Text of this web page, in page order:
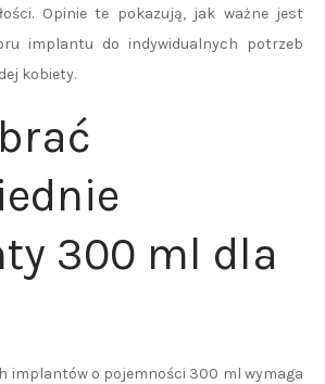
Opinie te pokazują, jak ważne jest
implantu do indywidualnych potrzeb
kobiety.
300 ml dla
implantów o pojemności 300 ml wymaga